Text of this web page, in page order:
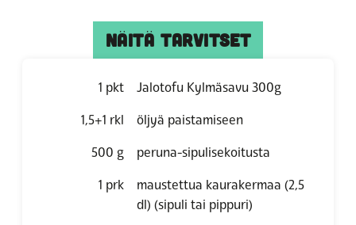
NÄITÄ TARVITSET
1 pkt Jalotofu Kylmäsavu 300g
1,5+1 rkl öljyä paistamiseen
500 g peruna-sipulisekoitusta
1 prk
maustettua kaurakermaa (2,5
dl) (sipuli tai pippuri)